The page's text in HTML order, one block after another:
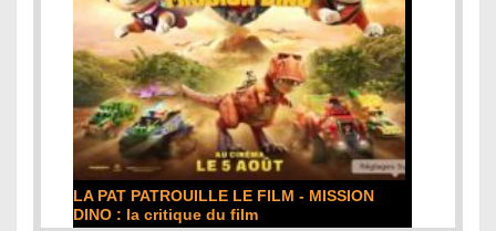
LA PAT PATROUILLE LE FILM - MISSION
DINO : la critique du film